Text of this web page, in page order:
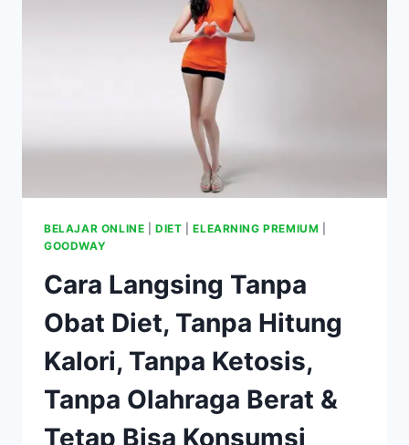
COKELAT
HANGAT
GOODWAY?
BELAJAR ONLINE |DIET |ELEARNING PREMIUM
GOODWAY
Cara Langsing Tanpa
Obat Diet, Tanpa Hitung
Kalori, Tanpa Ketosis,
Tanpa Olahraga Berat &
Tetap Bisa Konsumsi